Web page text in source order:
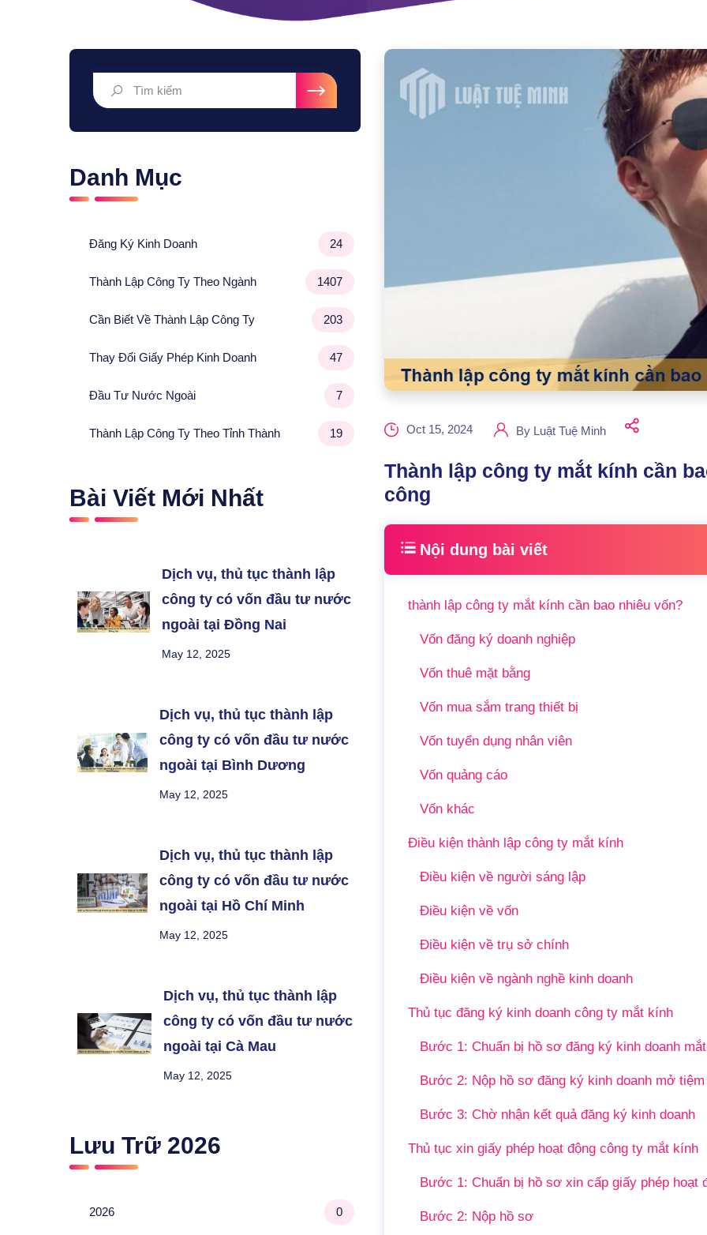
Danh Mục
Đăng Ký Kinh Doanh 24
Thành Lập Công Ty Theo Ngành 1407
Cần Biết Về Thành Lập Công Ty 203
Thay Đổi Giấy Phép Kinh Doanh 47
Đầu Tư Nước Ngoài 7
Thành Lập Công Ty Theo Tỉnh Thành 19
Bài Viết Mới Nhất
Dịch vụ, thủ tục thành lập
công ty có vốn đầu tư nước
ngoài tại Đồng Nai
May 12, 2025
Dịch vụ, thủ tục thành lập
công ty có vốn đầu tư nước
ngoài tại Bình Dương
May 12, 2025
Dịch vụ, thủ tục thành lập
công ty có vốn đầu tư nước
ngoài tại Hồ Chí Minh
May 12, 2025
Dịch vụ, thủ tục thành lập
công ty có vốn đầu tư nước
ngoài tại Cà Mau
May 12, 2025
Lưu Trữ 2026
2026 0
Oct 15, 2024 By Luật Tuệ Minh
Thành lập công ty mắt kính cần
công
Nội dung bài viết
thành lập công ty mắt kính cần bao nhiêu vốn?
Vốn đăng ký doanh nghiệp
Vốn thuê mặt bằng
Vốn mua sắm trang thiết bị
Vốn tuyển dụng nhân viên
Vốn quảng cáo
Vốn khác
Điều kiện thành lập công ty mắt kính
Điều kiện về người sáng lập
Điều kiện về vốn
Điều kiện về trụ sở chính
Điều kiện về ngành nghề kinh doanh
Thủ tục đăng ký kinh doanh công ty mắt kính
Bước 1: Chuẩn bị hồ sơ đăng ký kinh doanh
Bước 2: Nộp hồ sơ đăng ký kinh doanh mở
Bước 3: Chờ nhận kết quả đăng ký kinh doanh
Thủ tục xin giấy phép hoạt động công ty mắt kính
Bước 1: Chuẩn bị hồ sơ xin cấp giấy phép hoạt
Bước 2: Nộp hồ sơ